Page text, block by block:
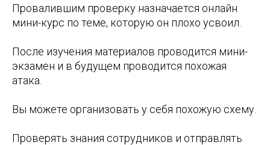
Провалившим проверку назначается онлайн
мини-курс по теме, которую он плохо усвоил.
После изучения материалов проводится мини-
экзамен и в будущем проводится похожая
атака.
Вы можете организовать у себя похожую схему.
Проверять знания сотрудников и отправлять